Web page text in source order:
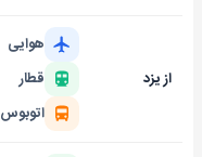
از یزد
هوایی
قطار
اتوبوس